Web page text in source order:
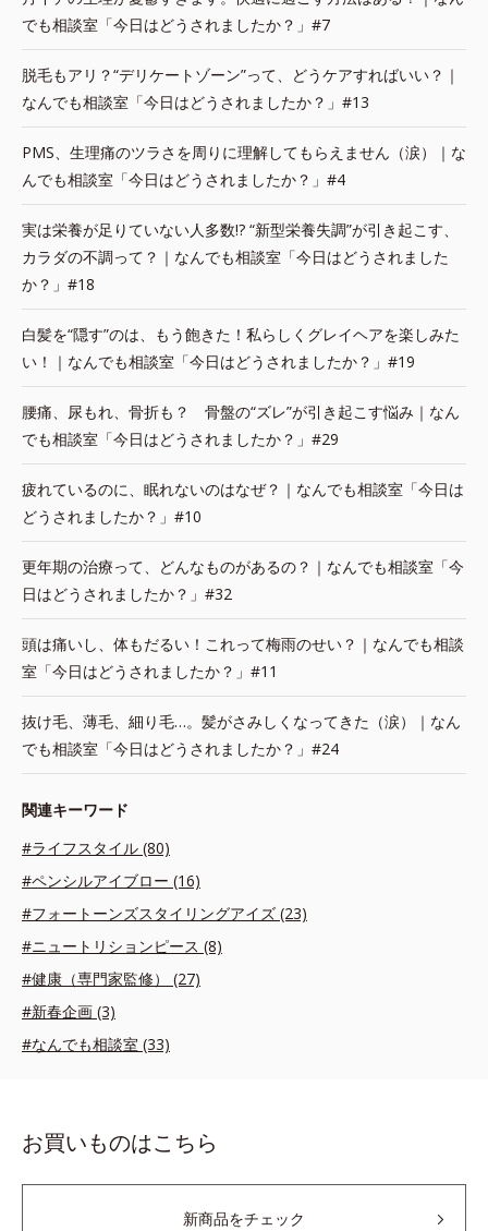
でも相談室「今日はどうされましたか？」#7
脱毛もアリ？“デリケートゾーン”って、どうケアすればいい？｜
なんでも相談室「今日はどうされましたか？」#13
PMS、生理痛のツラさを周りに理解してもらえません（涙）｜な
んでも相談室「今日はどうされましたか？」#4
実は栄養が足りていない人多数!? “新型栄養失調”が引き起こす、
カラダの不調って？｜なんでも相談室「今日はどうされました
か？」#18
白髪を“隠す”のは、もう飽きた！私らしくグレイヘアを楽しみた
い！｜なんでも相談室「今日はどうされましたか？」#19
腰痛、尿もれ、骨折も？ 骨盤の“ズレ”が引き起こす悩み｜なん
でも相談室「今日はどうされましたか？」#29
疲れているのに、眠れないのはなぜ？｜なんでも相談室「今日は
どうされましたか？」#10
更年期の治療って、どんなものがあるの？｜なんでも相談室「今
日はどうされましたか？」#32
頭は痛いし、体もだるい！これって梅雨のせい？｜なんでも相談
室「今日はどうされましたか？」#11
抜け毛、薄毛、細り毛…。髪がさみしくなってきた（涙）｜なん
でも相談室「今日はどうされましたか？」#24
関連キーワード
#ライフスタイル (80)
#ペンシルアイブロー (16)
#フォートーンズスタイリングアイズ (23)
#ニュートリションピース (8)
#健康（専門家監修） (27)
#新春企画 (3)
#なんでも相談室 (33)
お買いものはこちら
新商品をチェック